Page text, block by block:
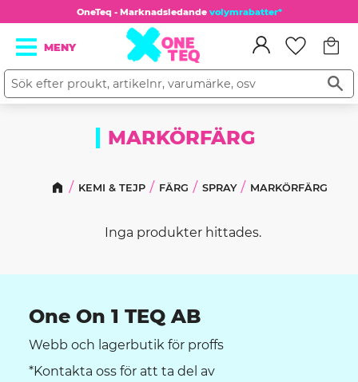
Meny
OneTeq - Marknadsledande volymrabatter*
MARKÖRFÄRG
KEMI & TEJP FÄRG SPRAY MARKÖRFÄRG
Inga produkter hittades.
One On 1 TEQ AB
Webb och lagerbutik för proffs
*Kontakta oss för att ta del av